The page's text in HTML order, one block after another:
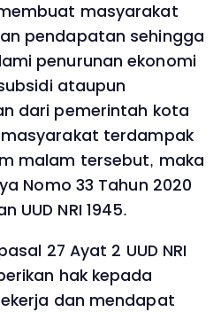
masyarakat
pendapatan sehingga
penurunan ekonomi
ataupun
dari pemerintah kota
terdampak
malam tersebut, maka
Nomo 33 Tahun 2020
UUD NRI 1945.
27 Ayat 2 UUD NRI
hak kepada
dan mendapat